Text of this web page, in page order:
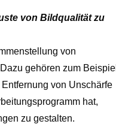
von Bildqualität zu
von
gehören zum Beispiel
von Unschärfe
hat,
zu gestalten.